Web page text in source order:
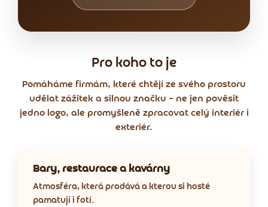
Pro koho to je
Pomáháme firmám, které chtějí ze svého prostoru
udělat zážitek a silnou značku – ne jen pověsit
jedno logo, ale promyšleně zpracovat celý interiér i
exteriér.
Bary, restaurace a kavárny
Atmosféra, která prodává a kterou si hosté
pamatují i fotí.